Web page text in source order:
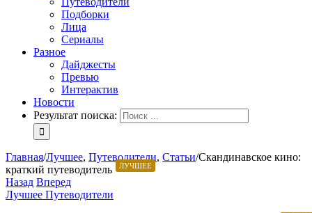
Подборки
Лица
Сериалы
Разное
Дайджесты
Превью
Интерактив
Новости
Результат поиска:
Главная/Лучшее, Путеводители, Статьи/Скандинавское кино:
краткий путеводитель
ЛУЧШЕЕ
Назад Вперед
Лучшее Путеводители